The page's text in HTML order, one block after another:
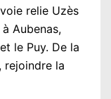
relie Uzès
Aubenas,
le Puy. De la
rejoindre la